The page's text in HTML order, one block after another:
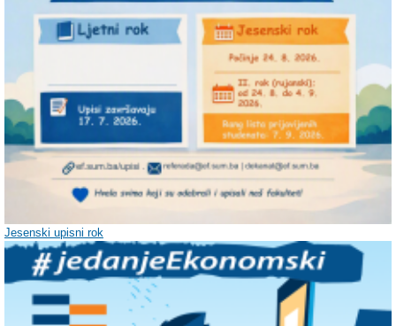
Jesenski upisni rok